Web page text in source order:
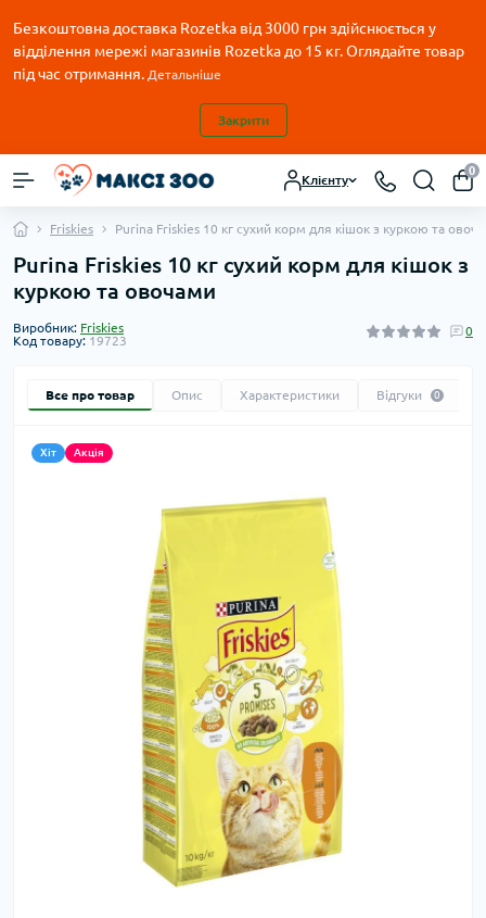
Безкоштовна доставка Rozetka від 3000 грн здійснюється у
відділення мережі магазинів Rozetka до 15 кг. Оглядайте товар
під час отримання. Детальніше
Закрити
Клієнту
0
Friskies Purina Friskies 10 кг сухий корм для кішок з куркою та
Purina Friskies 10 кг сухий корм для кішок з
куркою та овочами
Виробник: Friskies
Код товару: 19723
0
Все про товар Опис Характеристики Відгуки 0
Хіт Акція